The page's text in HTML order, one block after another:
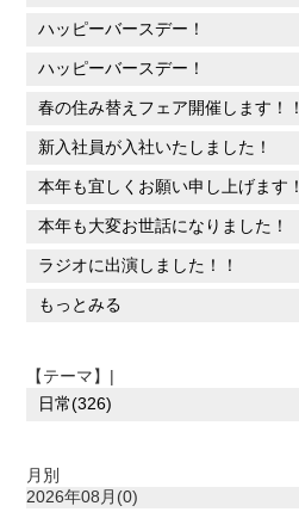
ハッピーバースデー！
ハッピーバースデー！
春の住み替えフェア開催します！！
新入社員が入社いたしました！
本年も宜しくお願い申し上げます！
本年も大変お世話になりました！
ラジオに出演しました！！
もっとみる
【テーマ】|
日常(326)
月別
2026年08月(0)